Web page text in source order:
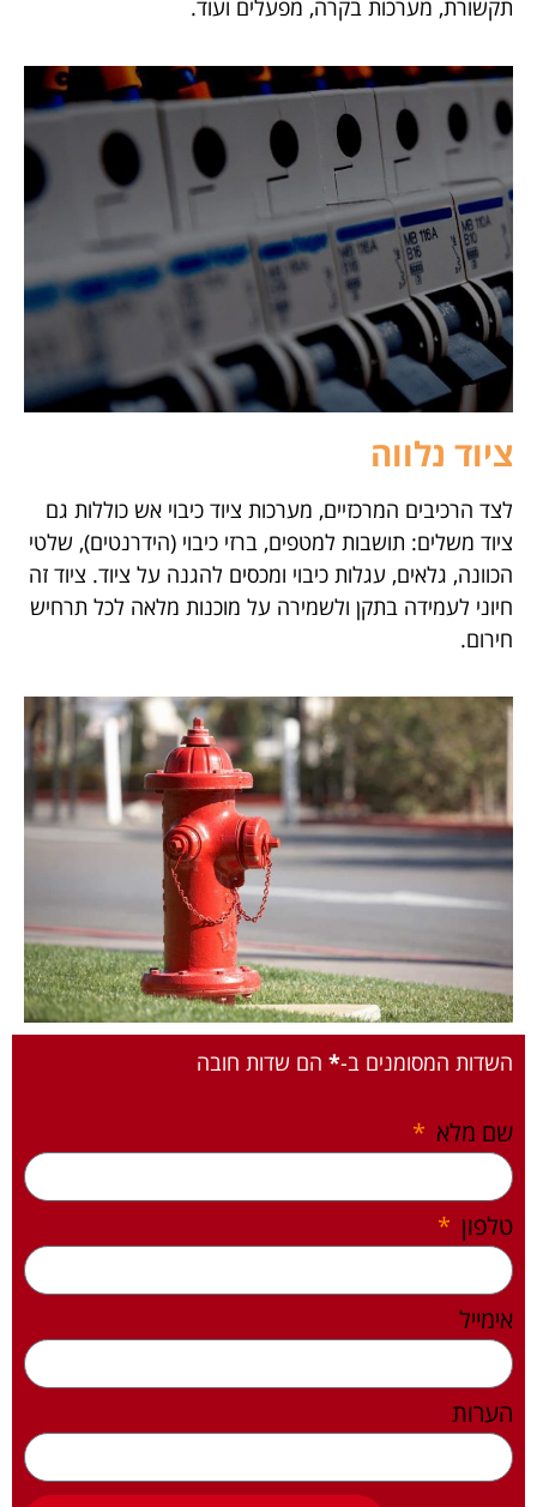
תקשורת, מערכות בקרה, מפעלים ועוד.
ציוד נלווה
לצד הרכיבים המרכזיים, מערכות ציוד כיבוי אש כוללות גם
ציוד משלים: תושבות למטפים, ברזי כיבוי (הידרנטים), שלטי
הכוונה, גלאים, עגלות כיבוי ומכסים להגנה על ציוד. ציוד זה
חיוני לעמידה בתקן ולשמירה על מוכנות מלאה לכל תרחיש
חירום.
השדות המסומנים ב-* הם שדות חובה
שם מלא
טלפון
אימייל
הערות